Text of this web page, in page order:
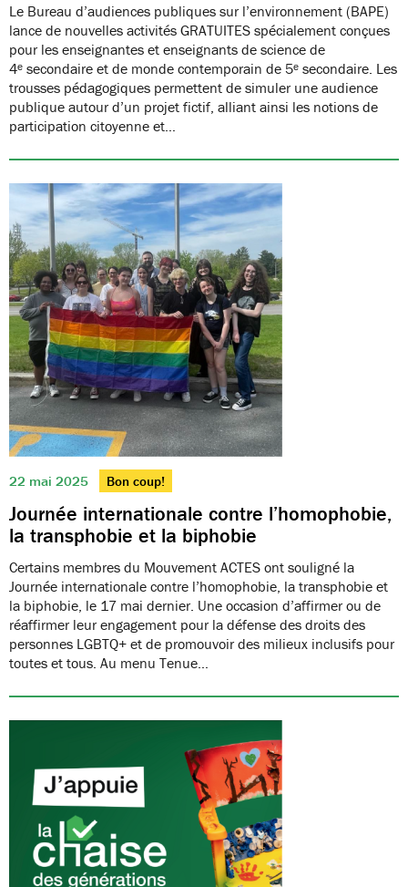
Le Bureau d’audiences publiques sur l’environnement (BAPE)
lance de nouvelles activités GRATUITES spécialement conçues
pour les enseignantes et enseignants de science de
4ᵉ secondaire et de monde contemporain de 5ᵉ secondaire. Les
trousses pédagogiques permettent de simuler une audience
publique autour d’un projet fictif, alliant ainsi les notions de
participation citoyenne et…
22 mai 2025 Bon coup!
Journée internationale contre l’homophobie,
la transphobie et la biphobie
Certains membres du Mouvement ACTES ont souligné la
Journée internationale contre l’homophobie, la transphobie et
la biphobie, le 17 mai dernier. Une occasion d’affirmer ou de
réaffirmer leur engagement pour la défense des droits des
personnes LGBTQ+ et de promouvoir des milieux inclusifs pour
toutes et tous. Au menu Tenue…